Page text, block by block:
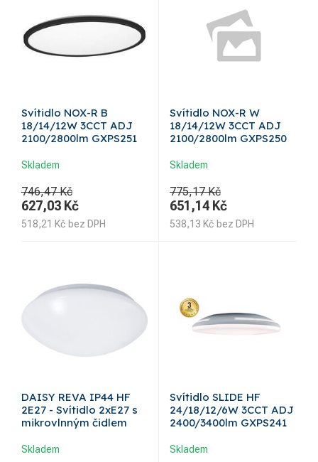
Svítidlo NOX-R B
18/14/12W 3CCT ADJ
2100/2800lm GXPS251
Skladem
746,47 Kč
627,03 Kč
518,21 Kč bez DPH
Svítidlo NOX-R W
18/14/12W 3CCT ADJ
2100/2800lm GXPS250
Skladem
775,17 Kč
651,14 Kč
538,13 Kč bez DPH
DAISY REVA IP44 HF
2E27 - Svítidlo 2xE27 s
mikrovlnným čidlem
Skladem
Svítidlo SLIDE HF
24/18/12/6W 3CCT ADJ
2400/3400lm GXPS241
Skladem